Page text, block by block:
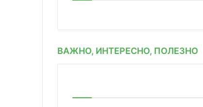
ВАЖНО, ИНТЕРЕСНО, ПОЛЕЗНО